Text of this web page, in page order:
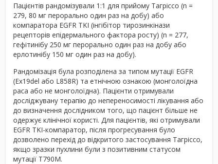
Пацієнтів рандомізували 1:1 для прийому Тагріссо (n =
279, 80 мг перорально один раз на добу) або
компаратора EGFR TKI (інгібітор тирозинкінази
рецепторів епідермального фактора росту) (n = 277,
гефітинібу 250 мг перорально один раз на добу або
ерлотинібу 150 мг один раз на добу).
Рандомізація була розподілена за типом мутації EGFR
(Ex19del або L858R) та етнічною ознакою (монголоїдна
раса або не монголоїдна). Пацієнти отримували
досліджувану терапію до непереносимості лікування або
до визначення дослідником того, що пацієнт більше не
одержує клінічної користі. Для пацієнтів, які отримували
EGFR TKI-компаратор, після прогресування було
дозволено перехід до відкритого застосування Тагріссо,
якщо зразки пухлини були з позитивним статусом
мутації T790M.